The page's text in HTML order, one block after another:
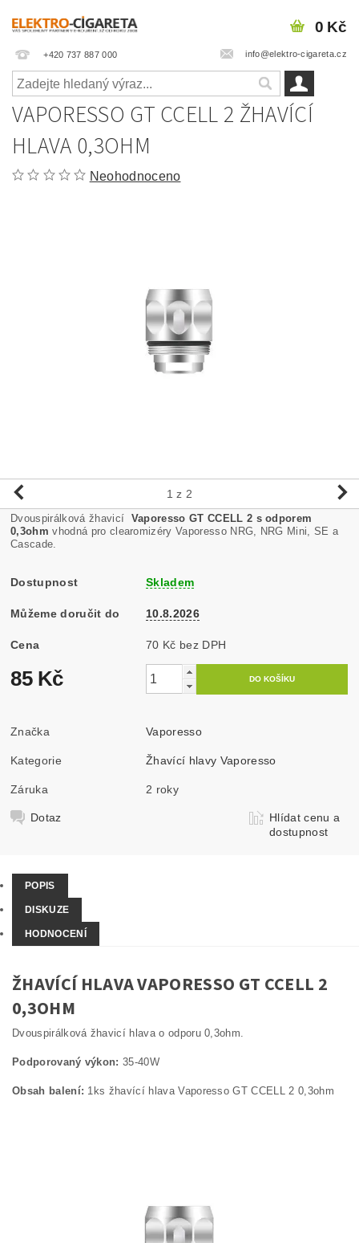
+420 737 887 000 info@elektro-cigareta.cz
0 Kč
VAPORESSO GT CCELL 2 ŽHAVÍCÍ
HLAVA 0,3OHM
Neohodnoceno
1 z 2
Dvouspirálková žhavicí Vaporesso GT CCELL 2 s odporem
0,3ohm vhodná pro clearomizéry Vaporesso NRG, NRG Mini, SE a
Cascade.
Dostupnost Skladem
Můžeme doručit do 10.8.2026
Cena 70 Kč bez DPH
85 Kč
Značka Vaporesso
Kategorie Žhavící hlavy Vaporesso
Záruka 2 roky
Dotaz
Hlídat cenu a
dostupnost
POPIS
DISKUZE
HODNOCENÍ
ŽHAVÍCÍ HLAVA VAPORESSO GT CCELL 2
0,3OHM
Dvouspirálková žhavicí hlava o odporu 0,3ohm.
Podporovaný výkon: 35-40W
Obsah balení: 1ks žhavící hlava Vaporesso GT CCELL 2 0,3ohm